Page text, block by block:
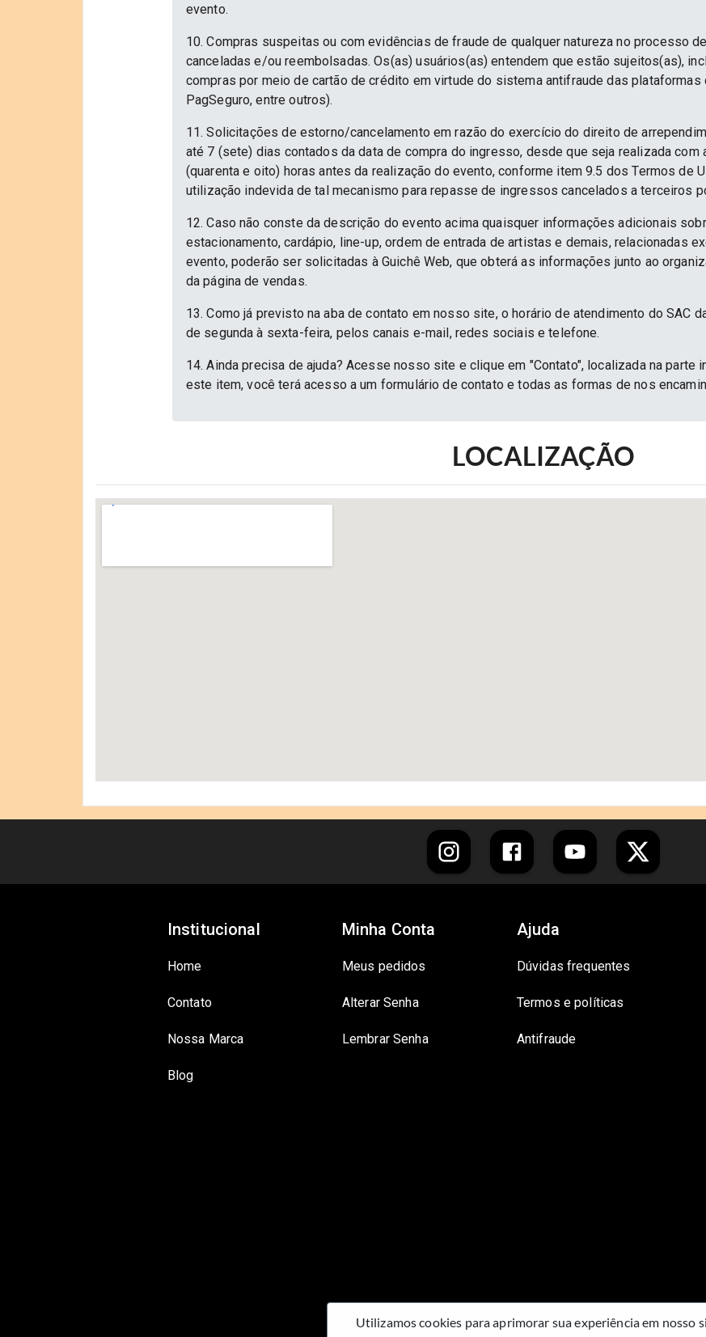
evento.
10. Compras suspeitas ou com evidências de fraude de qualquer natureza no processo
canceladas e/ou reembolsadas. Os(as) usuários(as) entendem que estão sujeitos(as),
compras por meio de cartão de crédito em virtude do sistema antifraude das plataformas
PagSeguro, entre outros).
11. Solicitações de estorno/cancelamento em razão do exercício do direito de
até 7 (sete) dias contados da data de compra do ingresso, desde que seja realizada com
(quarenta e oito) horas antes da realização do evento, conforme item 9.5 dos Termos de
utilização indevida de tal mecanismo para repasse de ingressos cancelados a terceiros
12. Caso não conste da descrição do evento acima quaisquer informações adicionais
estacionamento, cardápio, line-up, ordem de entrada de artistas e demais, relacionadas
evento, poderão ser solicitadas à Guichê Web, que obterá as informações junto ao
da página de vendas.
13. Como já previsto na aba de contato em nosso site, o horário de atendimento do SAC
de segunda à sexta-feira, pelos canais e-mail, redes sociais e telefone.
14. Ainda precisa de ajuda? Acesse nosso site e clique em "Contato", localizada na
este item, você terá acesso a um formulário de contato e todas as formas de nos
LOCALIZAÇÃO
Utilizamos cookies para aprimorar sua experiência em nosso
Institucional
Home
Contato
Nossa Marca
Blog
Minha Conta
Meus pedidos
Alterar Senha
Lembrar Senha
Ajuda
Dúvidas frequentes
Termos e políticas
Antifraude